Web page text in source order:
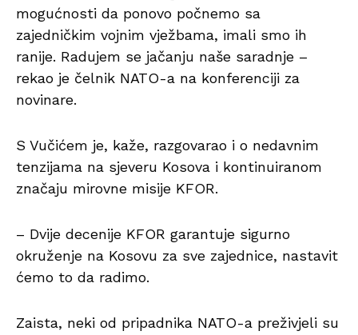
mogućnosti da ponovo počnemo sa
zajedničkim vojnim vježbama, imali smo ih
ranije. Radujem se jačanju naše saradnje –
rekao je čelnik NATO-a na konferenciji za
novinare.
S Vučićem je, kaže, razgovarao i o nedavnim
tenzijama na sjeveru Kosova i kontinuiranom
značaju mirovne misije KFOR.
– Dvije decenije KFOR garantuje sigurno
okruženje na Kosovu za sve zajednice, nastavit
ćemo to da radimo.
Zaista, neki od pripadnika NATO-a preživjeli su